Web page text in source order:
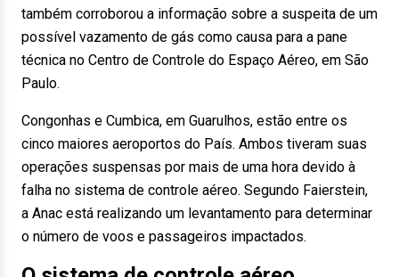
também corroborou a informação sobre a suspeita de um
possível vazamento de gás como causa para a pane
técnica no Centro de Controle do Espaço Aéreo, em São
Paulo.
Congonhas e Cumbica, em Guarulhos, estão entre os
cinco maiores aeroportos do País. Ambos tiveram suas
operações suspensas por mais de uma hora devido à
falha no sistema de controle aéreo. Segundo Faierstein,
a Anac está realizando um levantamento para determinar
o número de voos e passageiros impactados.